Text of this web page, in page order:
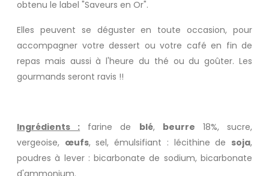
obtenu le label "Saveurs en Or".
Elles peuvent se déguster en toute occasion, pour
accompagner votre dessert ou votre café en fin de
repas mais aussi à l'heure du thé ou du goûter. Les
gourmands seront ravis !!
Ingrédients : farine de blé, beurre 18%, sucre,
vergeoise, œufs, sel, émulsifiant : lécithine de soja,
poudres à lever : bicarbonate de sodium, bicarbonate
d'ammonium.